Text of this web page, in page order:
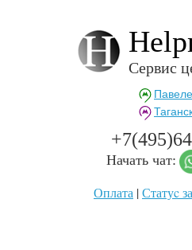
Сервис
Начать чат:
Оплата |Статуc